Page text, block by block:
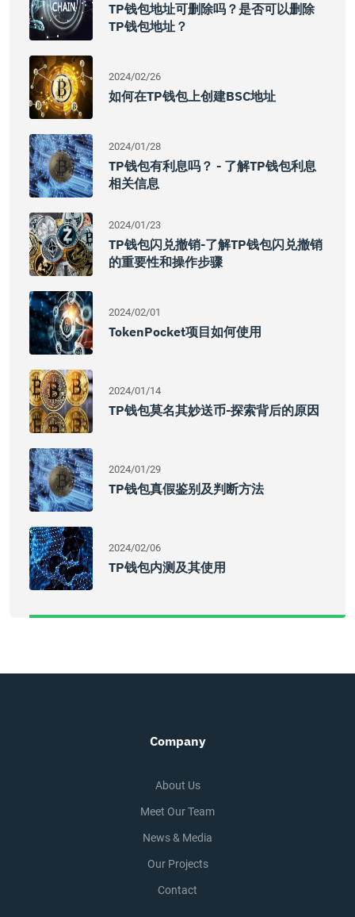
TP钱包地址可删除吗？是否可以删除
TP钱包地址？
2024/02/26
如何在TP钱包上创建BSC地址
2024/01/28
TP钱包有利息吗？ - 了解TP钱包利息
相关信息
2024/01/23
TP钱包闪兑撤销-了解TP钱包闪兑撤销
的重要性和操作步骤
2024/02/01
TokenPocket项目如何使用
2024/01/14
TP钱包莫名其妙送币-探索背后的原因
2024/01/29
TP钱包真假鉴别及判断方法
2024/02/06
TP钱包内测及其使用
Company
About Us
Meet Our Team
News & Media
Our Projects
Contact